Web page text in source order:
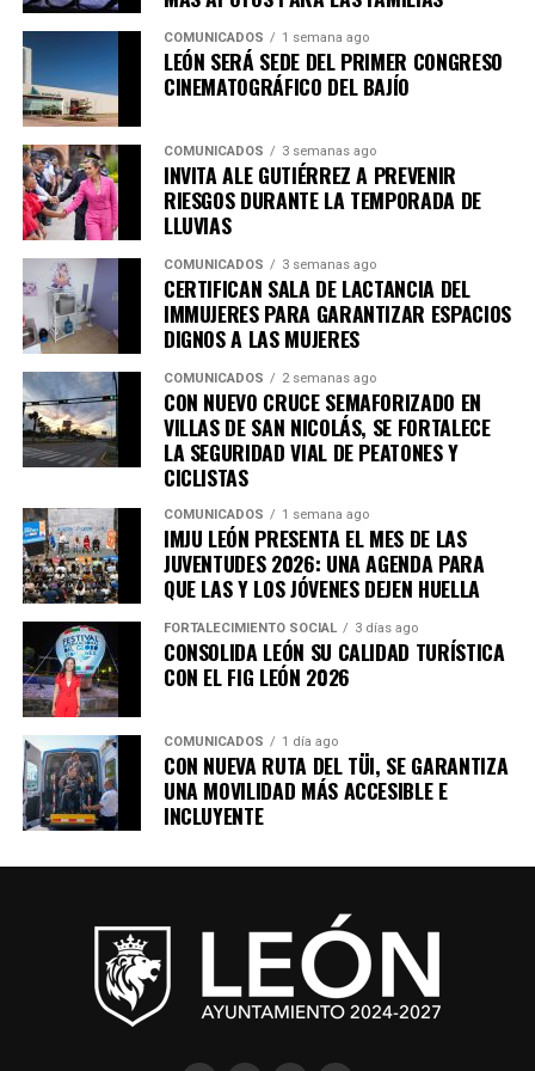
A estas acciones se suma el trabajo del Consejo
Consultivo Indígena Municipal, que entre junio de 2024
y junio de 2026 realizó 17 sesiones ordinarias y 20 mesas
distintos pueblos indígenas para analizar sus
necesidades y construir propuestas en materia
económica, social y cultural.
El Gobierno Municipal refrenda su compromiso de
preservar las raíces, para que las tradiciones
encuentren nuevos mercados, los emprendimientos
fortalezcan la economía de las familias y la diversidad
cultural continúe siendo parte de la identidad y riqueza
de León.
convivencia de las juventudes leonesas.
La ciudadanía puede consultar la cartelera completa,
así como las fechas, horarios y sedes de las próximas
actividades, a través de las redes sociales oficiales del
IMJU León.
COMUNICADOS 1 semana ago
LEÓN SERÁ SEDE DEL PRIMER CONGRESO
CINEMATOGRÁFICO DEL BAJÍO
COMUNICADOS 3 semanas ago
INVITA ALE GUTIÉRREZ A PREVENIR
RIESGOS DURANTE LA TEMPORADA DE
LLUVIAS
COMUNICADOS 3 semanas ago
CERTIFICAN SALA DE LACTANCIA DEL
IMMUJERES PARA GARANTIZAR ESPACIOS
DIGNOS A LAS MUJERES
COMUNICADOS 2 semanas ago
CON NUEVO CRUCE SEMAFORIZADO EN
VILLAS DE SAN NICOLÁS, SE FORTALECE
LA SEGURIDAD VIAL DE PEATONES Y
CICLISTAS
COMUNICADOS 1 semana ago
IMJU LEÓN PRESENTA EL MES DE LAS
JUVENTUDES 2026: UNA AGENDA PARA
QUE LAS Y LOS JÓVENES DEJEN HUELLA
FORTALECIMIENTO SOCIAL 3 días ago
CONSOLIDA LEÓN SU CALIDAD TURÍSTICA
CON EL FIG LEÓN 2026
COMUNICADOS 1 día ago
CON NUEVA RUTA DEL TÜI, SE GARANTIZA
UNA MOVILIDAD MÁS ACCESIBLE E
INCLUYENTE